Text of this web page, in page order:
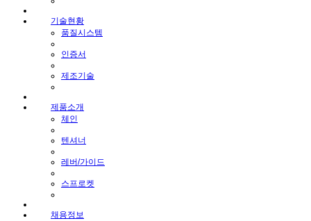
기술현황
품질시스템
인증서
제조기술
제품소개
체인
텐셔너
레버/가이드
스프로켓
채용정보